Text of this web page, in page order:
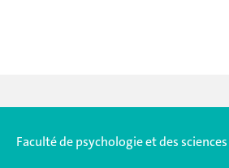
Faculté de psychologie et des